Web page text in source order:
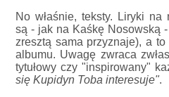
No właśnie, teksty. Liryki
są - jak na Kaśkę Nosowską
zresztą sama przyznaje), a
albumu. Uwagę zwraca
tytułowy czy "inspirowany"
się Kupidyn Toba interesuje".